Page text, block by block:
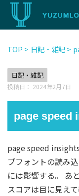
TOP > 日記・雑記>
日記・雑記
投稿日： 2024年2月7日
page speed
page speed
ブフォントの読み
には影響する。 あ
スコアは目に見え